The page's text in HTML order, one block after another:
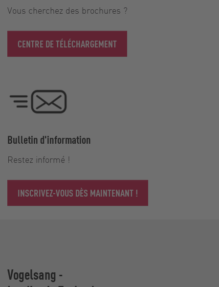
Vous cherchez des brochures ?
CENTRE DE TÉLÉCHARGEMENT
Bulletin d'information
Restez informé !
INSCRIVEZ-VOUS DÈS MAINTENANT !
Vogelsang -